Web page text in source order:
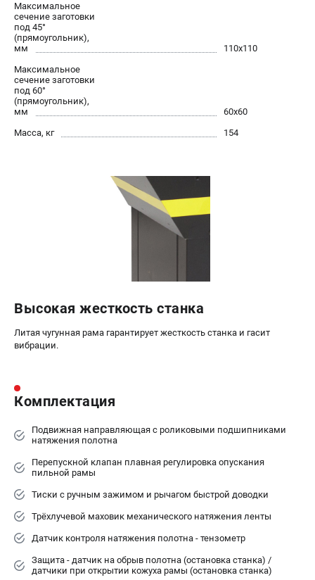
Максимальное
сечение заготовки
под 45°
(прямоугольник),
мм
110х110
Максимальное
сечение заготовки
под 60°
(прямоугольник),
мм
60х60
Масса, кг
154
Высокая жесткость станка
Литая чугунная рама гарантирует жесткость станка и гасит
вибрации.
Комплектация
Подвижная направляющая с роликовыми подшипниками
натяжения полотна
Перепускной клапан плавная регулировка опускания
пильной рамы
Тиски с ручным зажимом и рычагом быстрой доводки
Трёхлучевой маховик механического натяжения ленты
Датчик контроля натяжения полотна - тензометр
Защита - датчик на обрыв полотна (остановка станка) /
датчики при открытии кожуха рамы (остановка станка)